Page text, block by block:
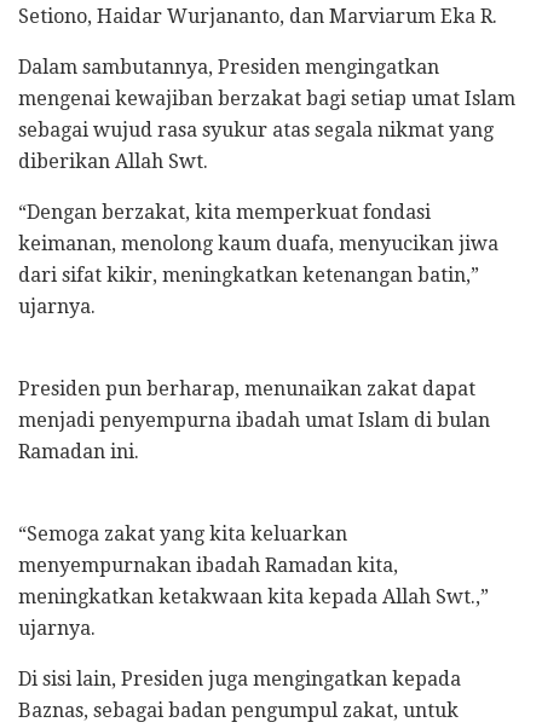
Setiono, Haidar Wurjananto, dan Marviarum Eka R.
Dalam sambutannya, Presiden mengingatkan
mengenai kewajiban berzakat bagi setiap umat Islam
sebagai wujud rasa syukur atas segala nikmat yang
diberikan Allah Swt.
“Dengan berzakat, kita memperkuat fondasi
keimanan, menolong kaum duafa, menyucikan jiwa
dari sifat kikir, meningkatkan ketenangan batin,”
ujarnya.
Presiden pun berharap, menunaikan zakat dapat
menjadi penyempurna ibadah umat Islam di bulan
Ramadan ini.
“Semoga zakat yang kita keluarkan
menyempurnakan ibadah Ramadan kita,
meningkatkan ketakwaan kita kepada Allah Swt.,”
ujarnya.
Di sisi lain, Presiden juga mengingatkan kepada
Baznas, sebagai badan pengumpul zakat, untuk